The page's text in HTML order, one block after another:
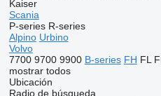
Kaiser
Scania
P-series R-series
Alpino Urbino
Volvo
7700 9700 9900 B-series FH FL
mostrar todos
Ubicación
Radio de búsqueda